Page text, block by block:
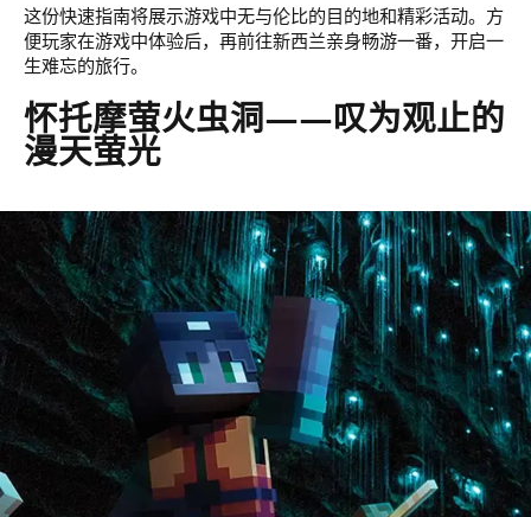
这份快速指南将展示游戏中无与伦比的目的地和精彩活动。方
便玩家在游戏中体验后，再前往新西兰亲身畅游一番，开启一
生难忘的旅行。
怀托摩萤火虫洞——叹为观止的
漫天萤光